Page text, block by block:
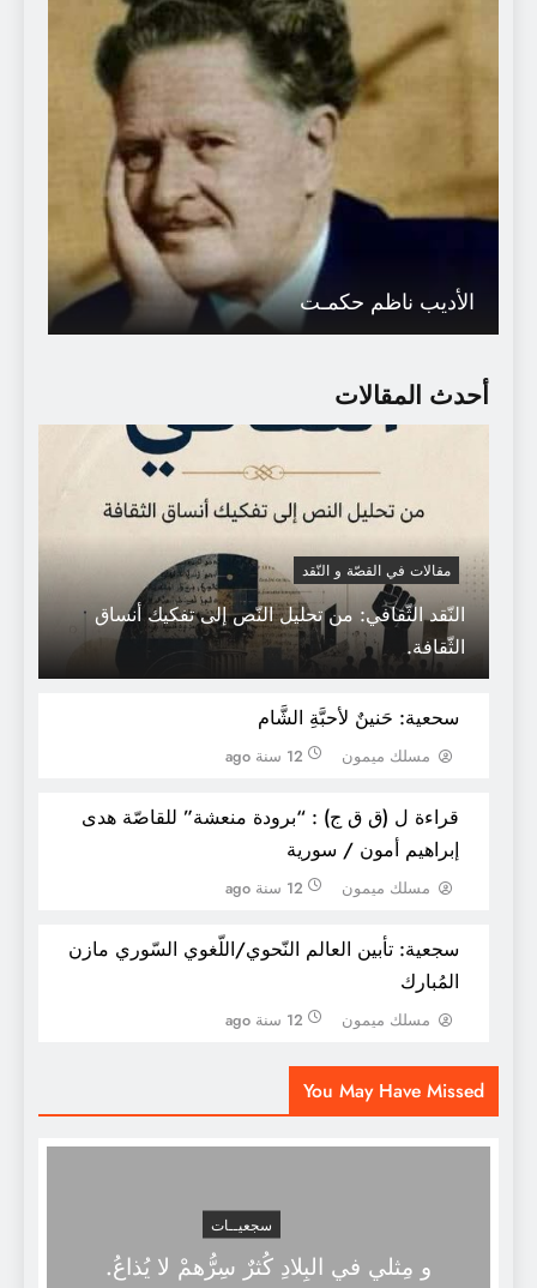
أحدث المقالات
مقالات في القصّة و النّقد
النّقد الثّقافي: من تحليل النّص إلى تفكيك أنساق
الثّقافة.
سحعية: حَنينٌ لأحبَّةِ الشَّام
مسلك ميمون 12 سنة ago
قراءة ل (ق ق ج) : “برودة منعشة” للقاصّة هدى
إبراهيم أمون / سورية
مسلك ميمون 12 سنة ago
سجعية: تأبين العالم النّحوي/اللّغوي السّوري مازن
المُبارك
مسلك ميمون 12 سنة ago
الأديب ناظم حكمـت
(بنية السرد العربي .. من مساءلة الواقع إلى
سؤال المصير) لمحمد معتصم
غادة المطيري.. العالمة السعودية التي ترأس
You May Have Missed
سجعيــات
و مِثلي في البِلادِ كُثرٌ سِرُّهمْ لا يُذاعُ.